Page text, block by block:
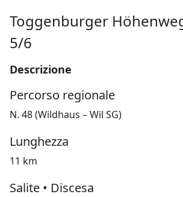
Toggenburger
5/6
Descrizione
Percorso regionale
N. 48 (Wildhaus – Wil SG)
Lunghezza
11 km
Salite • Discesa